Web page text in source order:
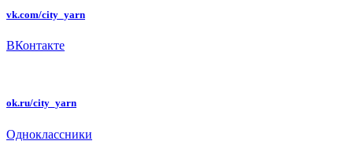
vk.com/city_yarn
ВКонтакте
ok.ru/city_yarn
Одноклассники